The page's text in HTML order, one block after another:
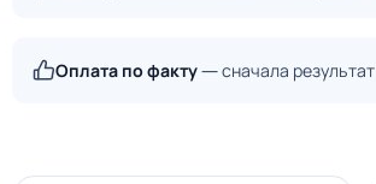
Оплата по факту— сначала результат